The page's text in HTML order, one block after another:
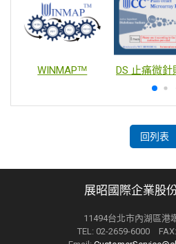
WINMAPᵀᴹ DS 止痛微針
回列表
展昭國際企業股
11494台北市內湖區港
TEL: 02-2659-6000